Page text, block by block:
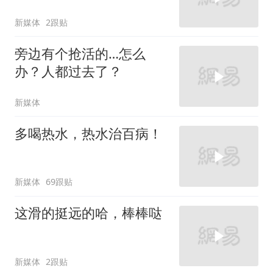
新媒体 2跟贴
旁边有个抢活的…怎么
办？人都过去了？
新媒体
多喝热水，热水治百病！
新媒体 69跟贴
这滑的挺远的哈，棒棒哒
新媒体 2跟贴